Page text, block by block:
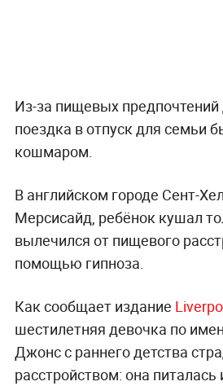
Из-за пищевых
поездка в отпуск для семьи
кошмаром.
В английском городе Сент-
Мерсисайд, ребёнок кушал
вылечился от пищевого
помощью гипноза.
Как сообщает издание
шестилетняя девочка по
Джонс с раннего детства
расстройством: она